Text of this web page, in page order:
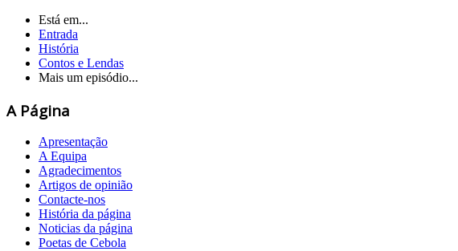
Está em...
Entrada
História
Contos e Lendas
Mais um episódio...
A Página
Apresentação
A Equipa
Agradecimentos
Artigos de opinião
Contacte-nos
História da página
Noticias da página
Poetas de Cebola